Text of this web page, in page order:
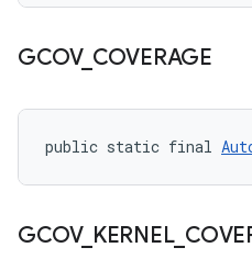
GCOV_ COVERAGE
public static final
GCOV_ KERNEL_